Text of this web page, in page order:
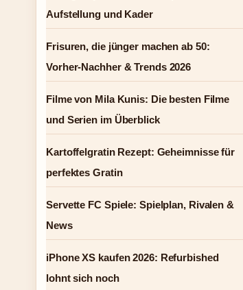
Aufstellung und Kader
Frisuren, die jünger machen ab 50:
Vorher-Nachher & Trends 2026
Filme von Mila Kunis: Die besten Filme
und Serien im Überblick
Kartoffelgratin Rezept: Geheimnisse für
perfektes Gratin
Servette FC Spiele: Spielplan, Rivalen &
News
iPhone XS kaufen 2026: Refurbished
lohnt sich noch